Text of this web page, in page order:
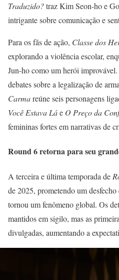
Traduzido?traz Kim Seon-ho e
intrigante sobre comunicação e
Para os fãs de ação, Classe dos
explorando a violência escolar,
Jun-ho como um herói
debates sobre a legalização de
Carmareúne seis personagens
Você Estava Láe O Preço da
femininas fortes em narrativas de
Round 6 retorna para seu
A terceira e última temporada de
de 2025, prometendo um
tornou um fenômeno global. Os
mantidos em sigilo, mas as
divulgadas, aumentando a